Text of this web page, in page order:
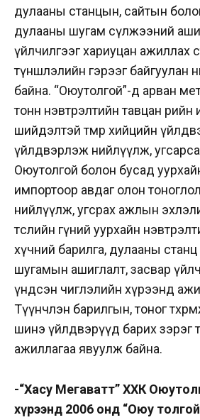
дулааны станцын, сайтын
дулааны шугам сүлжээний
үйлчилгээг хариуцан ажиллах
түншлэлийн гэрээг байгуулан
байна. “Оюутолгой”-д арван
тонн нэвтрэлтийн тавцан
шийдэлтэй төмөр хийцийн
үйлдвэрлэж нийлүүлж,
Оюутолгой болон бусад
импортоор авдаг олон
нийлүүлж, угсрах ажлын
төслийн гүний уурхайн
хүчний барилга, дулааны
шугамын ашиглалт, засвар
үндсэн чиглэлийн хүрээнд
Түүнчлэн барилгын, тоног
шинэ үйлдвэрүүд барих зэрэг
ажиллагаа явуулж байна.
-“Хасу Мегаватт” ХХК
хүрээнд 2006 онд “Оюу